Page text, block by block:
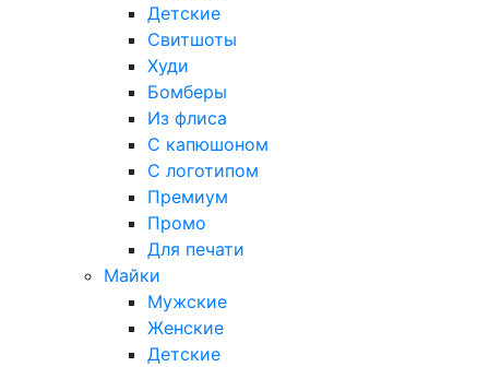
Детские
Свитшоты
Худи
Бомберы
Из флиса
С капюшоном
С логотипом
Премиум
Промо
Для печати
Майки
Мужские
Женские
Детские